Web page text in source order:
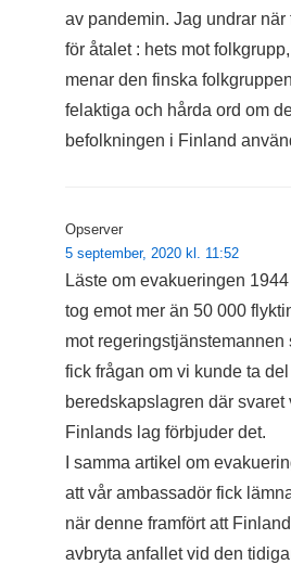
av pandemin. Jag undrar när
för åtalet : hets mot
menar den finska
felaktiga och hårda ord om
befolkningen i Finland
Opserver
5 september, 2020 kl. 11:52
Läste om evakueringen
tog emot mer än 50 000
mot regeringstjänstemannen
fick frågan om vi kunde ta
beredskapslagren där svaret
Finlands lag förbjuder det.
I samma artikel om
att vår ambassadör fick
när denne framfört att
avbryta anfallet vid den